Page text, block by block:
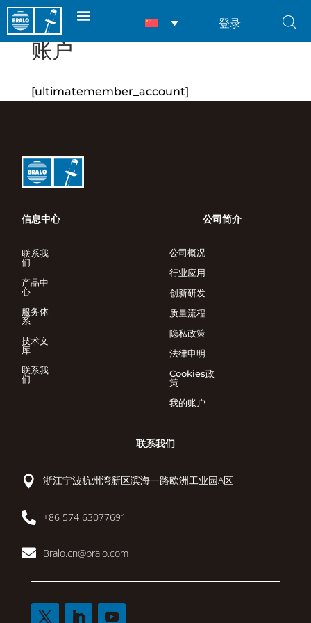
登录
账户
[ultimatemember_account]
信息中心
联系我
们
产品中
心
服务体
系
技术文
库
联系我
们
公司简介
公司概况
行业应用
创新研发
质量流程
隐私政策
法律申明
Cookies政
策
我的账户
联系我们
 浙江宁波杭州湾新区滨海一路欧洲工业园A区
 +86 574 63077691
 Bralo.cn@bralo.com